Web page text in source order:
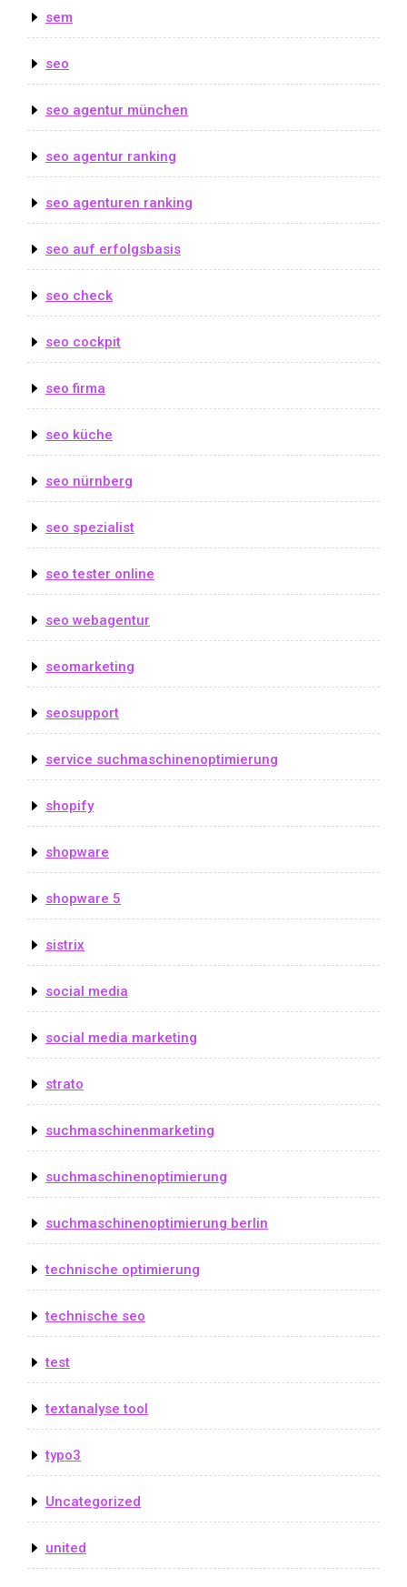
sem
seo
seo agentur münchen
seo agentur ranking
seo agenturen ranking
seo auf erfolgsbasis
seo check
seo cockpit
seo firma
seo küche
seo nürnberg
seo spezialist
seo tester online
seo webagentur
seomarketing
seosupport
service suchmaschinenoptimierung
shopify
shopware
shopware 5
sistrix
social media
social media marketing
strato
suchmaschinenmarketing
suchmaschinenoptimierung
suchmaschinenoptimierung berlin
technische optimierung
technische seo
test
textanalyse tool
typo3
Uncategorized
united